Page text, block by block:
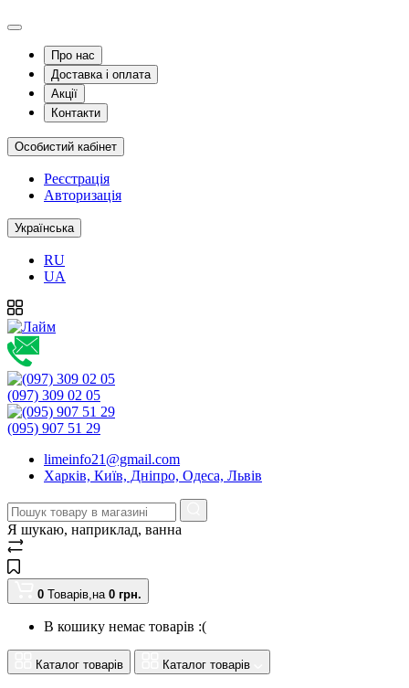
Про нас
Доставка і оплата
Акції
Контакти
Особистий кабінет
Реєстрація
Авторизація
Українська
RU
UA
(097) 309 02 05
(095) 907 51 29
limeinfo21@gmail.com
Харків, Київ, Дніпро, Одеса, Львів
Я шукаю, наприклад, ванна
0 Товарів,на 0 грн.
В кошику немає товарів :(
Каталог товарів Каталог товарів